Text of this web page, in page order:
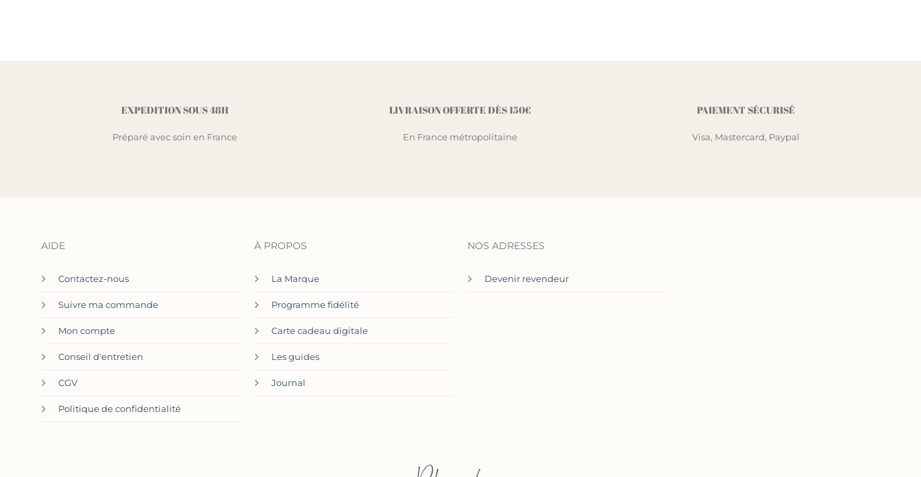
EXPEDITION SOUS 48H
Préparé avec soin en France
LIVRAISON OFFERTE DÈS 150€
En France métropolitaine
PAIEMENT SÉCURISÉ
Visa, Mastercard, Paypal
AIDE
Contactez-nous
Suivre ma commande
Mon compte
Conseil d'entretien
CGV
Politique de confidentialité
À PROPOS
La Marque
Programme fidélité
Carte cadeau digitale
Les guides
Journal
NOS ADRESSES
Devenir revendeur